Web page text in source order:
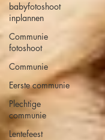
babyfotoshoot
inplannen
Communie
fotoshoot
Communie
Eerste communie
Plechtige
communie
Lentefeest